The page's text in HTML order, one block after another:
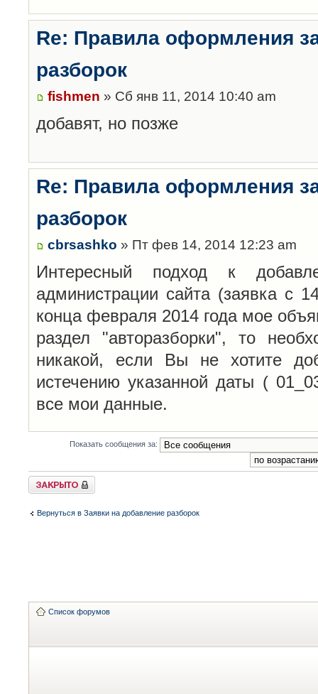
Re: Правила оформления
разборок
fishmen » Сб янв 11, 2014 10:40 am
добавят, но позже
Re: Правила оформления
разборок
cbrsashko » Пт фев 14, 2014 12:23 am
Интересный подход к
администрации сайта (заявка с
конца февраля 2014 года мое
раздел "авторазборки", то
никакой, если Вы не хотите
истечению указанной даты (
все мои данные.
Показать сообщения за:
Закрыто
Вернуться в Заявки на добавление разборок
Список форумов